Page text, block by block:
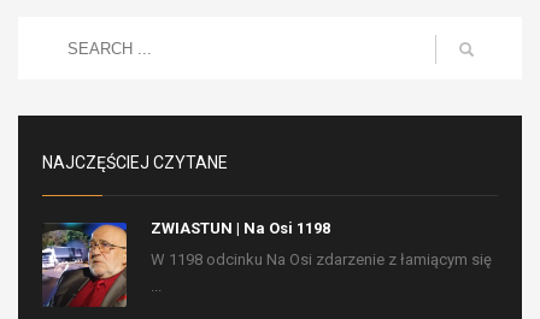
NAJCZĘŚCIEJ CZYTANE
ZWIASTUN | Na Osi 1198
W 1198 odcinku Na Osi zdarzenie z łamiącym się
...